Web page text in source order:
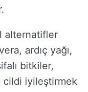
alternatifler
ardıç yağı,
bitkiler,
cildi iyileştirmek